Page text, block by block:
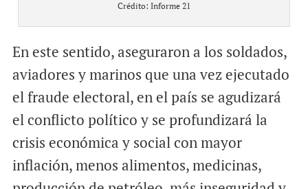
Crédito: Informe 21
En este sentido, aseguraron a los soldados,
aviadores y marinos que una vez ejecutado
el fraude electoral, en el país se agudizará
el conflicto político y se profundizará la
crisis económica y social con mayor
inflación, menos alimentos, medicinas,